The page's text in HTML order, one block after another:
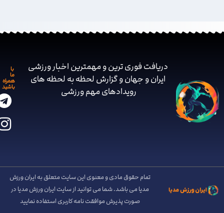
دریافت فوری ترین و مهمترین اخبار ورزشی
ایران و جهان و گزارش لحظه به لحظه های
رویدادهای مهم ‌ورزشی
همراه
باشید
تمام حقوق مادی و معنوی این سایت متعلق به ایران ورزش
مدیا می باشد. شما می توانید از سایت ایران ورزش مدیا در
صورت پذیرش موافقت نامه کاربری استفاده نمایید